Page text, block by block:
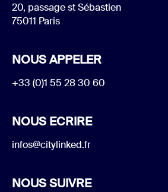
20, passage st Sébastien
75011 Paris
NOUS APPELER
+33 (0)1 55 28 30 60
NOUS ECRIRE
infos@citylinked.fr
NOUS SUIVRE